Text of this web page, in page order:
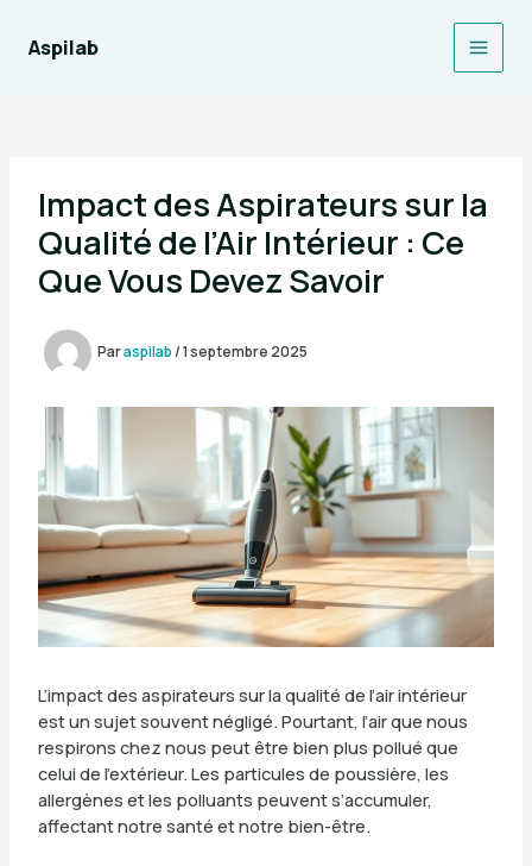
contenu
Aspilab
Main
Impact des Aspirateurs sur la
Qualité de l’Air Intérieur : Ce
Que Vous Devez Savoir
Paraspilab/1 septembre 2025
L’impact des aspirateurs sur la qualité de l’air intérieur
est un sujet souvent négligé. Pourtant, l’air que nous
respirons chez nous peut être bien plus pollué que
celui de l’extérieur. Les particules de poussière, les
allergènes et les polluants peuvent s’accumuler,
affectant notre santé et notre bien-être.